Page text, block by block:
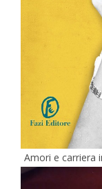
Amori e carriera